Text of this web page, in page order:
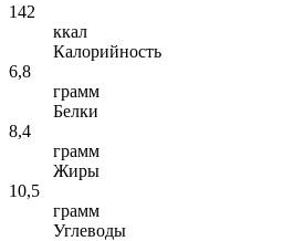
142
ккал
Калорийность
6,8
грамм
Белки
8,4
грамм
Жиры
10,5
грамм
Углеводы